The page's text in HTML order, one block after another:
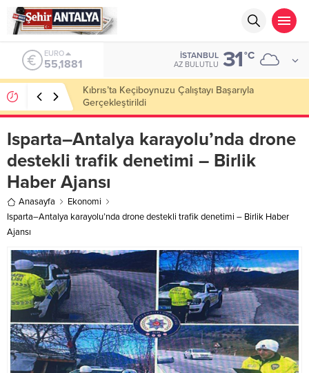
ALTIN
6.660,55
İSTANBUL
AZ BULUTLU 31°C
LGS’de 500 Tam Puan, YKS’de İlk 1000 Başarısı:
Doğru Cevap Eğitim Kurumları Zirvede
Isparta–Antalya karayolu’nda drone
destekli trafik denetimi – Birlik
Haber Ajansı
Anasayfa
Ekonomi
Isparta–Antalya karayolu’nda drone destekli trafik denetimi – Birlik Haber
Ajansı